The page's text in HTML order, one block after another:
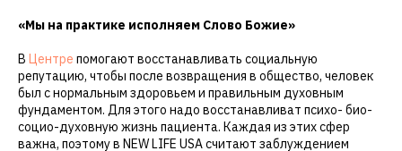
«Мы на практике исполняем Слово Божие»
В Центре помогают восстанавливать социальную
репутацию, чтобы после возвращения в общество, человек
был с нормальным здоровьем и правильным духовным
фундаментом. Для этого надо восстанавливат психо- био-
социо-духовную жизнь пациента. Каждая из этих сфер
важна, поэтому в NEW LIFE USA считают заблуждением